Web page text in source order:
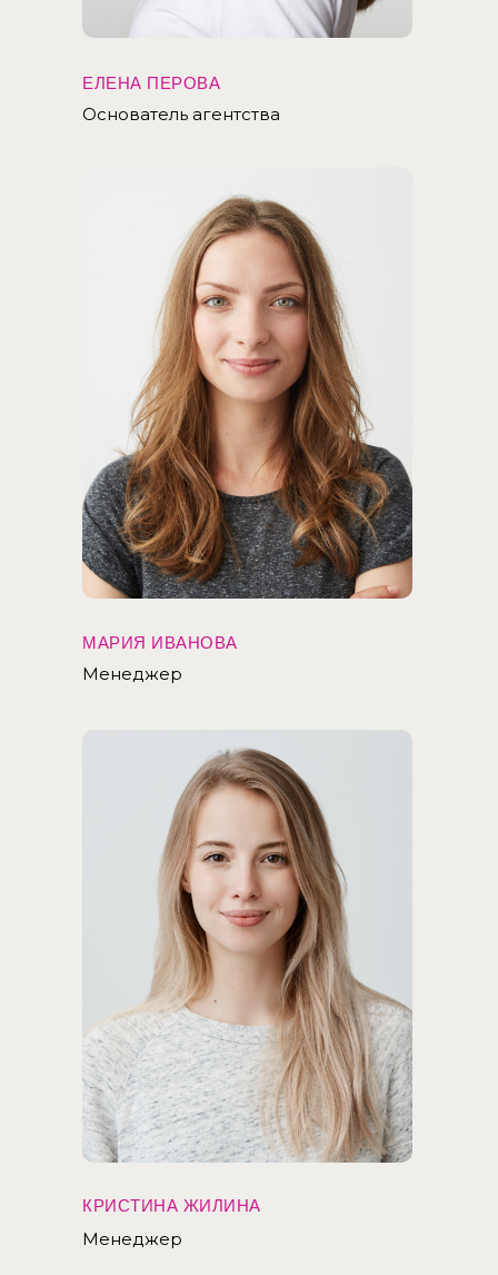
ЕЛЕНА ПЕРОВА
Основатель агентства
МАРИЯ ИВАНОВА
Менеджер
КРИСТИНА ЖИЛИНА
Менеджер